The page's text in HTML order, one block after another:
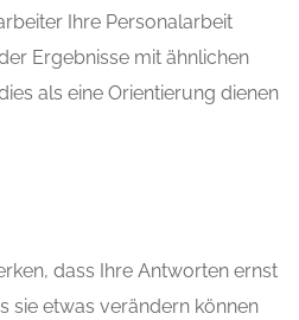
Ihre Personalarbeit
Ergebnisse mit ähnlichen
als eine Orientierung dienen
dass Ihre Antworten ernst
sie etwas verändern können